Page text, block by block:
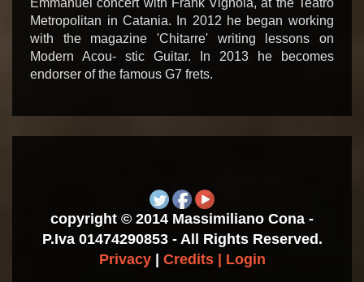
Metropolitan in Catania. In 2012 he began working
with the magazine 'Chitarre' writing lessons on
Modern Acou- stic Guitar. In 2013 he becomes
endorser of the famous G7 frets.
copyright © 2014 Massimiliano Cona -
P.Iva 01474290853 - All Rights Reserved.
Privacy| Credits | Login